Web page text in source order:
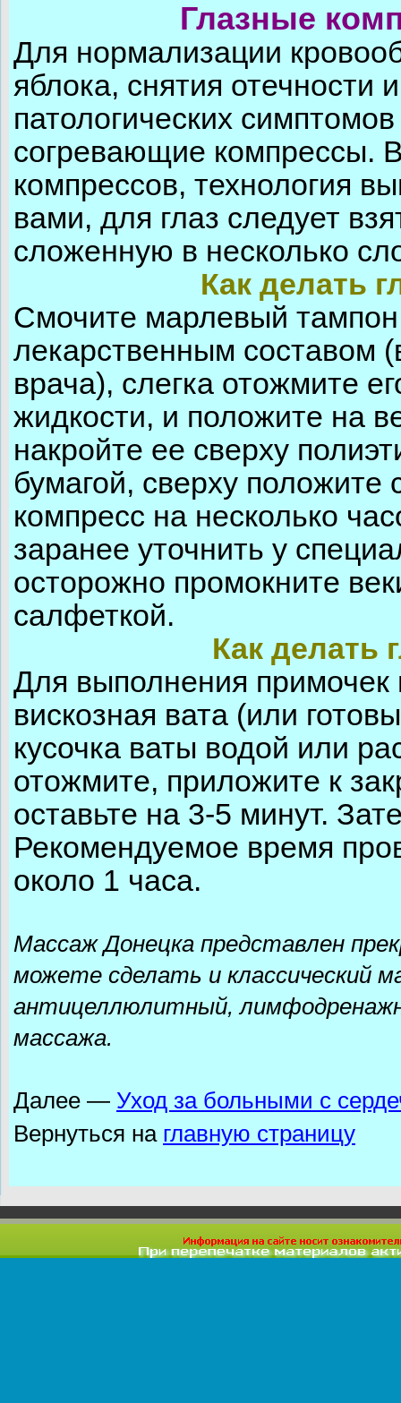
Глазные
Для нормализации
яблока, снятия отечности
патологических
согревающие компрессы.
компрессов, технология
вами, для глаз следует
сложенную в несколько
Как делать
Смочите марлевый
лекарственным составом
врача), слегка отожмите
жидкости, и положите на
накройте ее сверху
бумагой, сверху положите
компресс на несколько
заранее уточнить у
осторожно промокните
салфеткой.
Как делать
Для выполнения примочек
вискозная вата (или
кусочка ваты водой или
отожмите, приложите к
оставьте на 3-5 минут.
Рекомендуемое время
около 1 часа.
Массаж Донецка представлен
можете сделать и классический
антицеллюлитный,
массажа.
Далее — Уход за больными с
Вернуться на главную страницу